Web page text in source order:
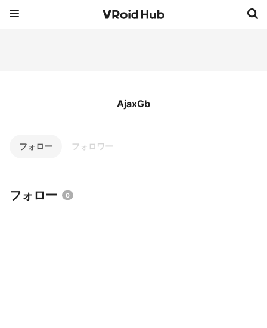
AjaxGb
フォロー フォロワー
フォロー 0